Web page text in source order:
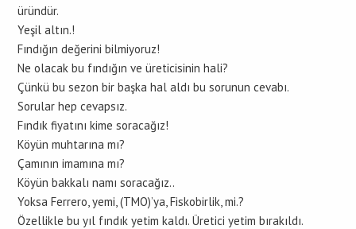
üründür.
Yeşil altın.!
Fındığın değerini bilmiyoruz!
Ne olacak bu fındığın ve üreticisinin hali?
Çünkü bu sezon bir başka hal aldı bu sorunun cevabı.
Sorular hep cevapsız.
Fındık fiyatını kime soracağız!
Köyün muhtarına mı?
Çamının imamına mı?
Köyün bakkalı namı soracağız..
Yoksa Ferrero, yemi, (TMO)’ya, Fiskobirlik, mi.?
Özellikle bu yıl fındık yetim kaldı. Üretici yetim bırakıldı.